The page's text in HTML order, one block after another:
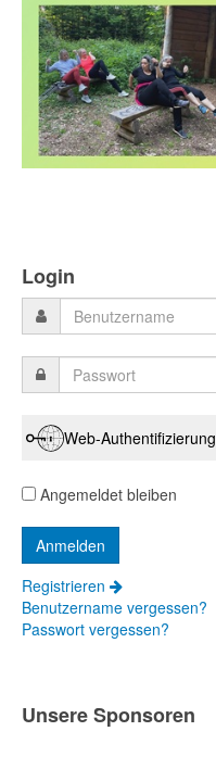
Login
Web-Authentifizierung
Angemeldet bleiben
Registrieren
Benutzername vergessen?
Passwort vergessen?
Unsere Sponsoren